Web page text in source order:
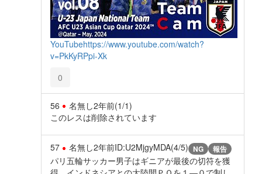
YouTubehttps://www.youtube.com/watch?
v=PkKyRPpi-Xk
0
56 名無し2年前(1/1)
このレスは削除されています
57 名無し2年前ID:U2MjgyMDA(4/5) NG 報告
パリ五輪サッカー男子はギニアが最後の切符を獲